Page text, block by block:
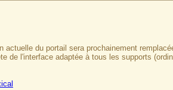
du portail sera prochainement
de l'interface adaptée à tous les supports